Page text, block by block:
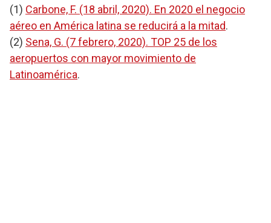
(1) Carbone, F. (18 abril, 2020). En 2020 el negocio
aéreo en América latina se reducirá a la mitad.
(2) Sena, G. (7 febrero, 2020). TOP 25 de los
aeropuertos con mayor movimiento de
Latinoamérica.